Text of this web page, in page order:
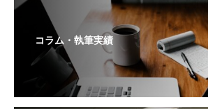
コラム・執筆実績